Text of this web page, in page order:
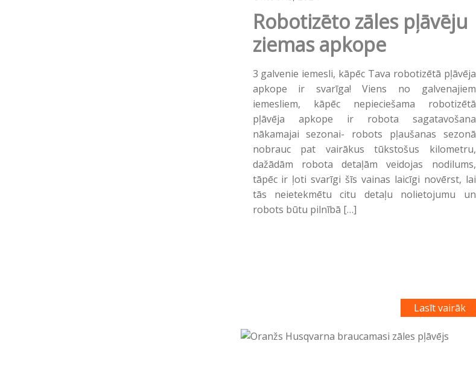
Robotizēto zāles pļāvēju
ziemas apkope
3 galvenie iemesli, kāpēc Tava robotizētā pļāvēja
apkope ir svarīga! Viens no galvenajiem
iemesliem, kāpēc nepieciešama robotizētā
pļāvēja apkope ir robota sagatavošana
nākamajai sezonai- robots pļaušanas sezonā
nobrauc pat vairākus tūkstošus kilometru,
dažādām robota detaļām veidojas nodilums,
tāpēc ir ļoti svarīgi šīs vainas laicīgi novērst, lai
tās neietekmētu citu detaļu nolietojumu un
robots būtu pilnībā […]
Lasīt vairāk